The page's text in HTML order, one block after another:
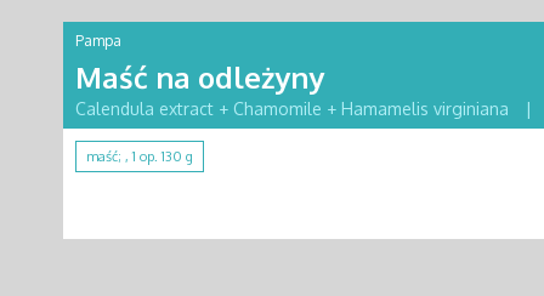
Pampa
Maść na odleżyny
Calendula extract + Chamomile + Hamamelis virginiana
|
maść; , 1 op. 130 g